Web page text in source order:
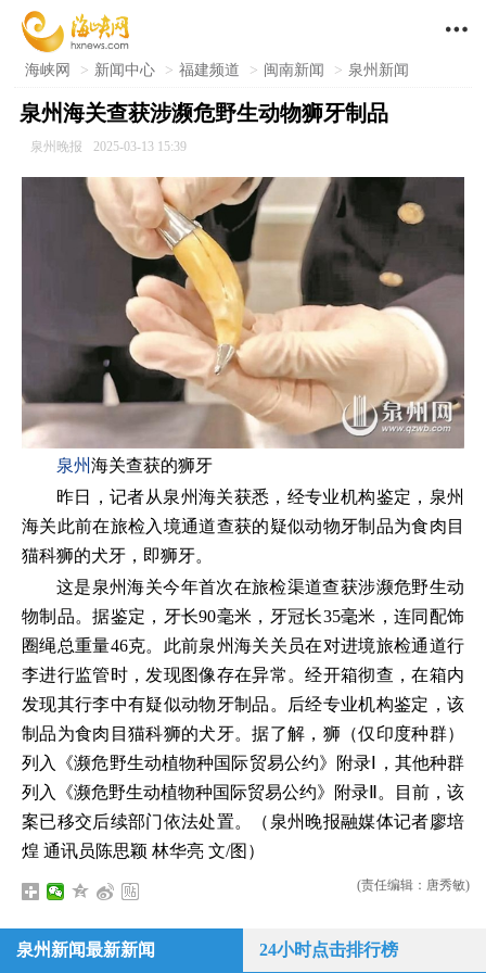

海峡网 > 新闻中心 > 福建频道 > 闽南新闻 > 泉州新闻
泉州海关查获涉濒危野生动物狮牙制品
泉州晚报 2025-03-13 15:39
泉州海关查获的狮牙
昨日，记者从泉州海关获悉，经专业机构鉴定，泉州
海关此前在旅检入境通道查获的疑似动物牙制品为食肉目
猫科狮的犬牙，即狮牙。
这是泉州海关今年首次在旅检渠道查获涉濒危野生动
物制品。据鉴定，牙长90毫米，牙冠长35毫米，连同配饰
圈绳总重量46克。此前泉州海关关员在对进境旅检通道行
李进行监管时，发现图像存在异常。经开箱彻查，在箱内
发现其行李中有疑似动物牙制品。后经专业机构鉴定，该
制品为食肉目猫科狮的犬牙。据了解，狮（仅印度种群）
列入《濒危野生动植物种国际贸易公约》附录Ⅰ，其他种群
列入《濒危野生动植物种国际贸易公约》附录Ⅱ。目前，该
案已移交后续部门依法处置。（泉州晚报融媒体记者廖培
煌 通讯员陈思颖 林华亮 文/图）
(责任编辑：唐秀敏)
泉州新闻最新新闻 24小时点击排行榜